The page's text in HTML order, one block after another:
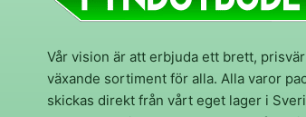
Vår vision är att erbjuda ett brett,
växande sortiment för alla. Alla varor
skickas direkt från vårt eget lager i